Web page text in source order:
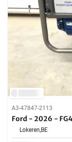
A3-47847-2113
Ford - 2026 -
Lokeren,BE